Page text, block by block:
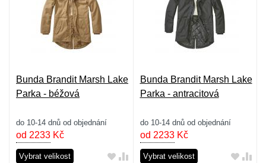
Bunda Brandit Marsh Lake
Parka - béžová
do 10-14 dnů od objednání
od 2233 Kč
Vybrat velikost
Bunda Brandit Marsh Lake
Parka - antracitová
do 10-14 dnů od objednání
od 2233Kč
Vybrat velikost